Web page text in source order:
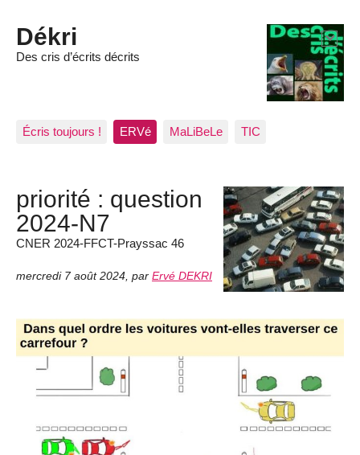
Dékri
Des cris d’écrits décrits
Écris toujours ! ERVé MaLiBeLe TIC
priorité : question
2024-N7
CNER 2024-FFCT-Prayssac 46
mercredi 7 août 2024, par Ervé DEKRI